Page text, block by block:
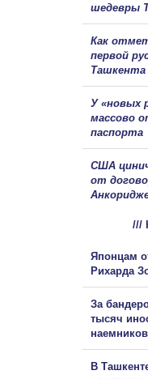
шедевры
Как
первой
Ташкента
У «новых
массово
паспорта
США
от
///
Японцам
Рихарда
За
тысяч
В